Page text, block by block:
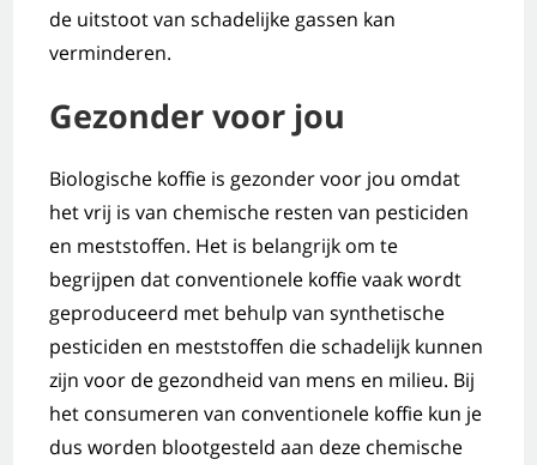
de uitstoot van schadelijke gassen kan
verminderen.
Gezonder voor jou
Biologische koffie is gezonder voor jou omdat
het vrij is van chemische resten van pesticiden
en meststoffen. Het is belangrijk om te
begrijpen dat conventionele koffie vaak wordt
geproduceerd met behulp van synthetische
pesticiden en meststoffen die schadelijk kunnen
zijn voor de gezondheid van mens en milieu. Bij
het consumeren van conventionele koffie kun je
dus worden blootgesteld aan deze chemische